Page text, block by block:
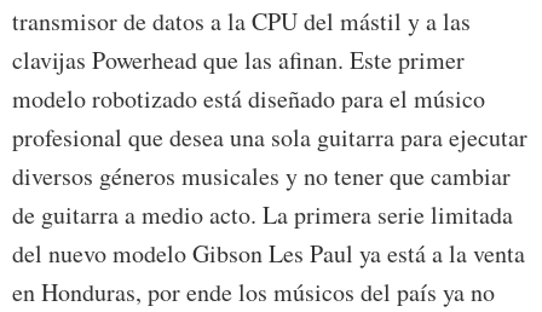
transmisor de datos a la CPU del mástil y a las
clavijas Powerhead que las afinan. Este primer
modelo robotizado está diseñado para el músico
profesional que desea una sola guitarra para ejecutar
diversos géneros musicales y no tener que cambiar
de guitarra a medio acto. La primera serie limitada
del nuevo modelo Gibson Les Paul ya está a la venta
en Honduras, por ende los músicos del país ya no